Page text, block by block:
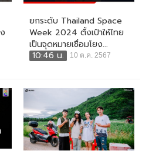
ยกระดับ Thailand Space
Week 2024 ตั้งเป้าให้ไทย
เป็นจุดหมายเชื่อมโยง...
10:46 น.
10 ต.ค. 2567